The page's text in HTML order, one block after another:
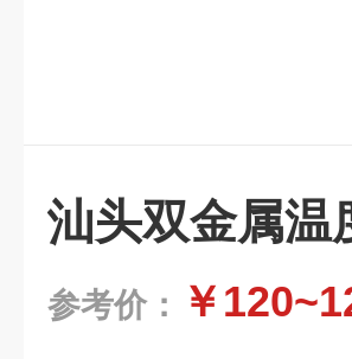
汕头双金属温
参考价： ￥